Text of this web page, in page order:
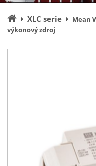
Úvodní
stránka
XLC serie
Mean
výkonový zdroj